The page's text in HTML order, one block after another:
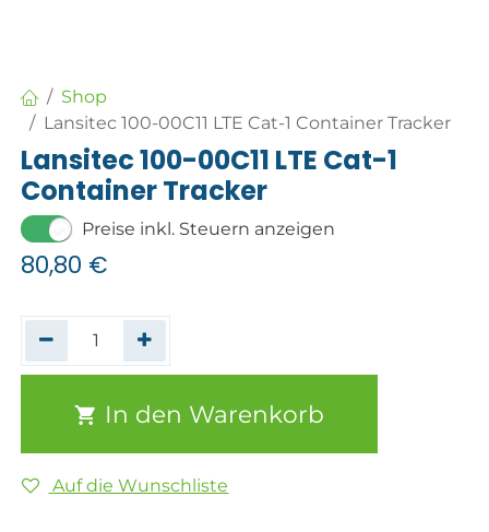
Shop
Lansitec 100-00C11 LTE Cat-1 Container Tracker
Lansitec 100-00C11 LTE Cat-1
Container Tracker
Preise inkl. Steuern anzeigen
80,80 €
In den Warenkorb
Auf die Wunschliste